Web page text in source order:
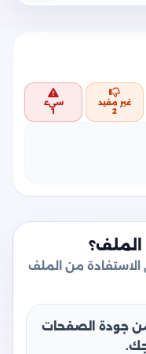
غير مفيد
2
سيء
1
من الملف
من جودة الصفحات